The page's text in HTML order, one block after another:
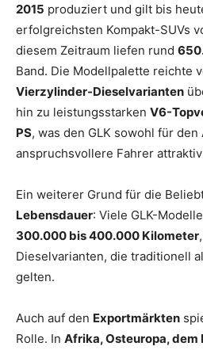
2015 produziert und gilt bis
erfolgreichsten Kompakt-SUVs
diesem Zeitraum liefen rund
Band. Die Modellpalette reichte
Vierzylinder-Dieselvarianten
hin zu leistungsstarken V6-
PS, was den GLK sowohl für
anspruchsvollere Fahrer
Ein weiterer Grund für die
Lebensdauer: Viele GLK-
300.000 bis 400.000 Kilometer
Dieselvarianten, die traditionell
gelten.
Auch auf den Exportmärkten
Rolle. In Afrika, Osteuropa, dem